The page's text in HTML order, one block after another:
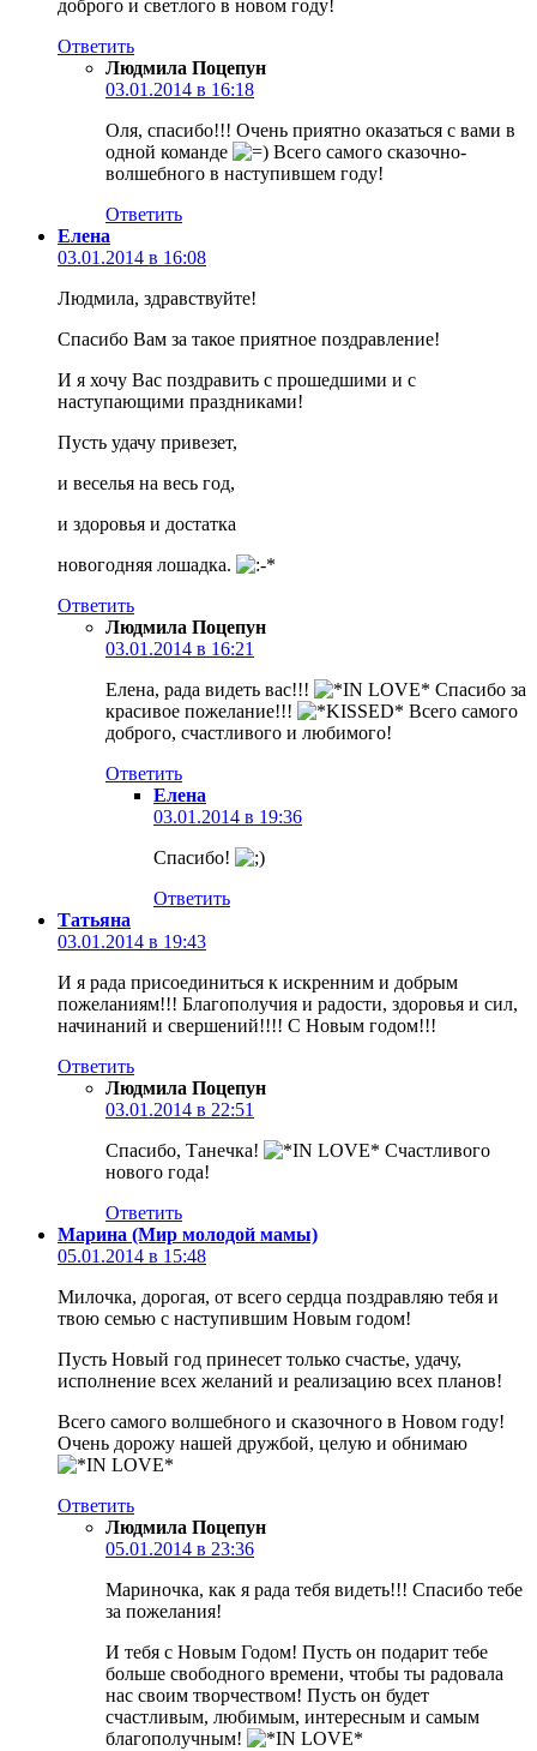
доброго и светлого в новом году!
Ответить
Людмила Поцепун
03.01.2014 в 16:18
Оля, спасибо!!! Очень приятно оказаться с вами в
одной команде
Всего самого сказочно-
волшебного в наступившем году!
Ответить
Елена
03.01.2014 в 16:08
Людмила, здравствуйте!
Спасибо Вам за такое приятное поздравление!
И я хочу Вас поздравить с прошедшими и с
наступающими праздниками!
Пусть удачу привезет,
и веселья на весь год,
и здоровья и достатка
новогодняя лошадка.
Ответить
Людмила Поцепун
03.01.2014 в 16:21
Елена, рада видеть вас!!!
Спасибо за
красивое пожелание!!!
Всего самого
доброго, счастливого и любимого!
Ответить
Елена
03.01.2014 в 19:36
Спасибо!
Ответить
Татьяна
03.01.2014 в 19:43
И я рада присоединиться к искренним и добрым
пожеланиям!!! Благополучия и радости, здоровья и сил,
начинаний и свершений!!!! С Новым годом!!!
Ответить
Людмила Поцепун
03.01.2014 в 22:51
Спасибо, Танечка!
Счастливого
нового года!
Ответить
Марина (Мир молодой мамы)
05.01.2014 в 15:48
Милочка, дорогая, от всего сердца поздравляю тебя и
твою семью с наступившим Новым годом!
Пусть Новый год принесет только счастье, удачу,
исполнение всех желаний и реализацию всех планов!
Всего самого волшебного и сказочного в Новом году!
Очень дорожу нашей дружбой, целую и обнимаю
Ответить
Людмила Поцепун
05.01.2014 в 23:36
Мариночка, как я рада тебя видеть!!! Спасибо тебе
за пожелания!
И тебя с Новым Годом! Пусть он подарит тебе
больше свободного времени, чтобы ты радовала
нас своим творчеством! Пусть он будет
счастливым, любимым, интересным и самым
благополучным!